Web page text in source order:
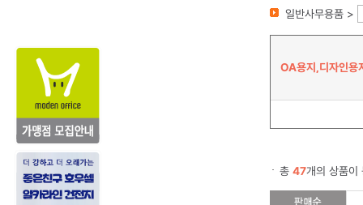
일반사무용품 >
OA용지,디자인용
총 47개의 상품이